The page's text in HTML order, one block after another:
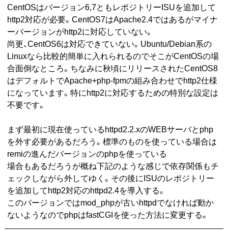
CentOSはバージョン6,7ともレポジトリーISUを追加して
http2対応が必要。CentOS7はApache2.4ではあるがマイナ
ーバージョンがhttp2に対応していない。
尚更、CentOS6は対応できていない。Ubuntu/Debian系の
Linuxなら比較的簡単に入れられるのでそこがCentOSの場
合面倒なところ。ちなみに秋頃にリリースされたCentOS8
はデフォルトでApache+php-fpmの組み合わせでhttp2仕様
になっています。特にhttp2に対応するための特別な設定は
不要です。
まず最初に現在使っているhttpd2.2.xのWEBサーバとphp
を外す必要があるだろう。標準のものを使っている場合は
remiの進んだバージョンのphpを使っている
場合もあるだろうが概ね下記のような感じで依存関係もチ
ェックしながら外してゆく。その後にISUのレポジトリー
を追加してhttp2対応のhttpd2.4を導入する。
このバージョンではmod_phpが古いhttpdでなければ動か
ないようなのでphpはfastCGIを使った方法に変更する。